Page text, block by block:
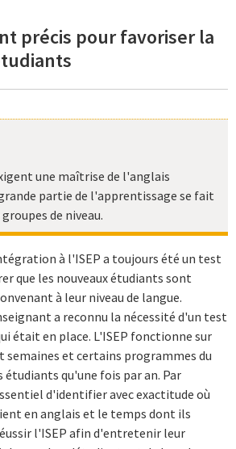
précis pour favoriser la
une maîtrise de l'anglais
partie de l'apprentissage se fait
de niveau.
à l'ISEP a toujours été un test
que les nouveaux étudiants sont
à leur niveau de langue.
a reconnu la nécessité d'un test
était en place. L'ISEP fonctionne sur
semaines et certains programmes du
qu'une fois par an. Par
d'identifier avec exactitude où
en anglais et le temps dont ils
l'ISEP afin d'entretenir leur